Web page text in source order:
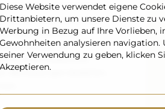
machen – wir kümmern
vollkommen sicher bei
über einen
können wir
ohne zusätzliche
Abmessungen bestellen,
Diese Website verwendet eigene
Drittanbietern, um unsere Dienste zu
Werbung in Bezug auf Ihre Vorlieben,
Gewohnheiten analysieren
seiner Verwendung zu geben, klicken
Akzeptieren.